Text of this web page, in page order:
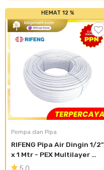
HEMAT 12 %
Pompa dan Pipa
RIFENG Pipa Air Dingin 1/2"
x 1 Mtr - PEX Multilayer
Putih A1216